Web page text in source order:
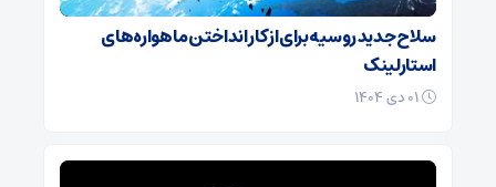
سلاح جدید روسیه برای از کار انداختن ماهواره‌های
استارلینک